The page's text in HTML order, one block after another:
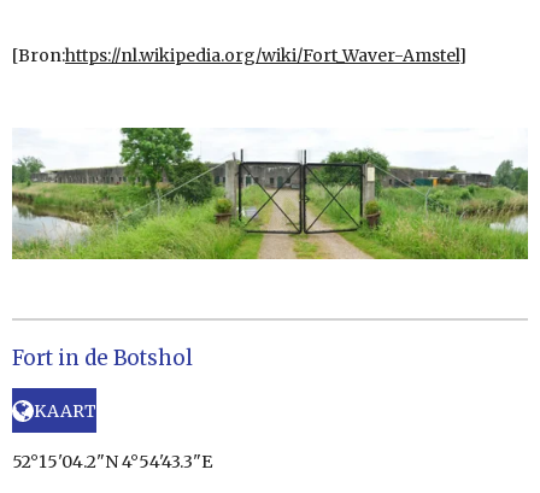
[Bron:https://nl.wikipedia.org/wiki/Fort_Waver-Amstel]
Fort in de Botshol
KAART
52°15'04.2"N 4°54'43.3"E